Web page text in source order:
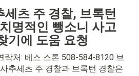
세츠 주 경찰, 브록턴
명적인 뺑소니 사고
기에 도움 요청
락처: 베스 스톤 508-584-8120 브
추세츠 주 경찰과 브록턴 경찰은